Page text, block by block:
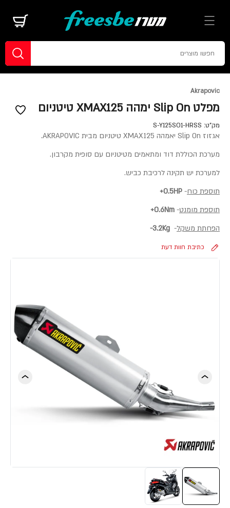
Akrapovic
מפלט Slip On ימהה XMAX125 טיטניום
מק"ט: S-Y125SO1-HRSS
אגזוז Slip On יאמהה XMAX125 טיטניום מבית AKRAPOVIC.
מערכת הכוללת דוד ומתאמים מטיטניום עם סופית מקרבון.
למערכת יש תקינה לרכיבת כביש.
תוספת כוח-
0.5HP+
תוספת מומנט-
0.6Nm+
הפחתת משקל-
3.2Kg-
כתיבת חוות דעת